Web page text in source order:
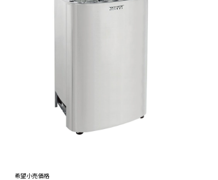
希望小売価格